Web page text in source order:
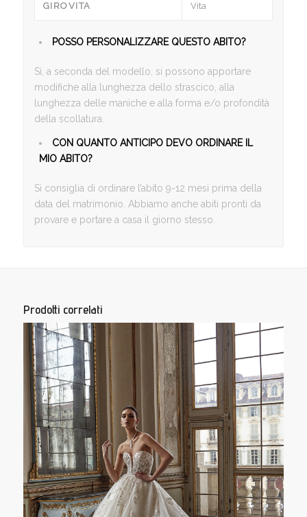
GIROVITA Vita
POSSO PERSONALIZZARE QUESTO ABITO?
Sì, a seconda del modello, si possono apportare
modifiche alla lunghezza dello strascico, alla
lunghezza delle maniche e alla forma e/o profondità
della scollatura.
CON QUANTO ANTICIPO DEVO ORDINARE IL
MIO ABITO?
Si consiglia di ordinare l’abito 9-12 mesi prima della
data del matrimonio. Abbiamo anche abiti pronti da
provare e portare a casa il giorno stesso.
Prodotti correlati